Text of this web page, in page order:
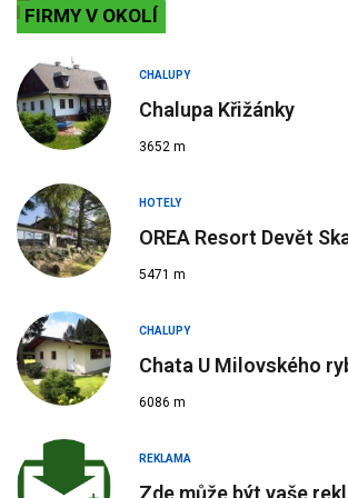
FIRMY V OKOLÍ
CHALUPY
Chalupa Křižánky
3652 m
HOTELY
OREA Resort Devět
5471 m
CHALUPY
Chata U Milovského
6086 m
REKLAMA
Zde může být vaše